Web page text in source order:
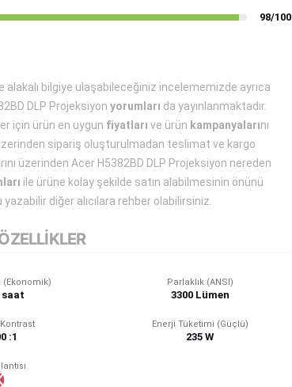
98/100
alakalı bilgiye ulaşabileceğiniz incelememizde ayrıca
DLP Projeksiyon yorumları da yayınlanmaktadır.
için ürün en uygun fiyatları ve ürün kampanyalarını
sipariş oluşturulmadan teslimat ve kargo
üzerinden Acer H5382BD DLP Projeksiyon nereden
ile ürüne kolay şekilde satın alabilmesinin önünü
diğer alıcılara rehber olabilirsiniz.
(Ekonomik)
saat
Parlaklık (ANSI)
3300 Lümen
:1
Enerji Tüketimi (Güçlü)
235 W